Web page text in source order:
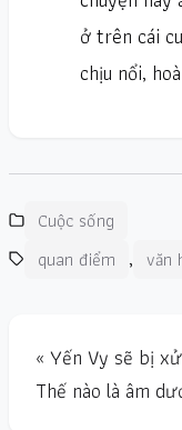
ở trên cái
chịu nổi,
Cuộc sống
quan điểm , văn
« Yến Vy sẽ bị
Thế nào là âm